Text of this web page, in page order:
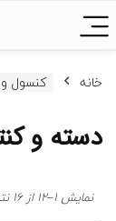
خانه کنسول و
دسته و
نمایش 1–12 از 16 نتیجه